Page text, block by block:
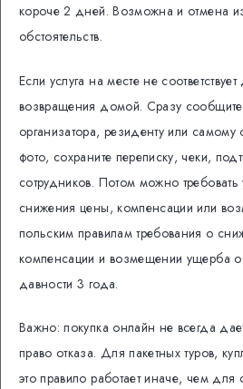
короче 2 дней. Возможна и отмена
обстоятельств.
Если услуга на месте не
возвращения домой. Сразу сообщите
организатора, резиденту или самому
фото, сохраните переписку, чеки,
сотрудников. Потом можно
снижения цены, компенсации или
польским правилам требования о
компенсации и возмещении ущерба
давности 3 года.
Важно: покупка онлайн не всегда
право отказа. Для пакетных туров,
это правило работает иначе, чем для